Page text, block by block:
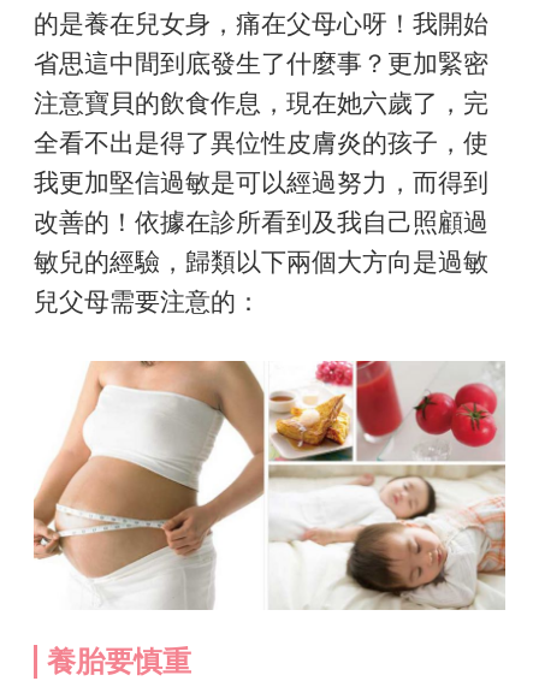
的是養在兒女身，痛在父母心呀！我開始
省思這中間到底發生了什麼事？更加緊密
注意寶貝的飲食作息，現在她六歲了，完
全看不出是得了異位性皮膚炎的孩子，使
我更加堅信過敏是可以經過努力，而得到
改善的！依據在診所看到及我自己照顧過
敏兒的經驗，歸類以下兩個大方向是過敏
兒父母需要注意的：
養胎要慎重